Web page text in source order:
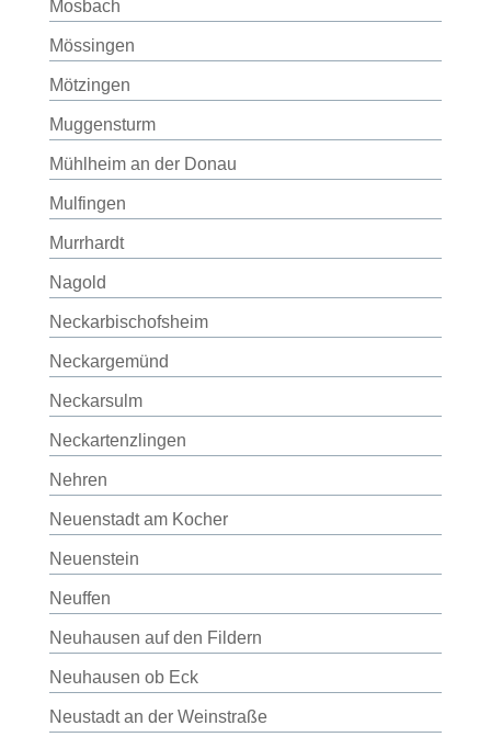
Mosbach
Mössingen
Mötzingen
Muggensturm
Mühlheim an der Donau
Mulfingen
Murrhardt
Nagold
Neckarbischofsheim
Neckargemünd
Neckarsulm
Neckartenzlingen
Nehren
Neuenstadt am Kocher
Neuenstein
Neuffen
Neuhausen auf den Fildern
Neuhausen ob Eck
Neustadt an der Weinstraße